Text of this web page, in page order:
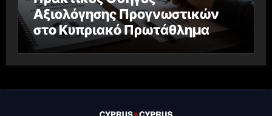
Αξιολόγησης Προγνωστικών
στο Κυπριακό Πρωτάθλημα